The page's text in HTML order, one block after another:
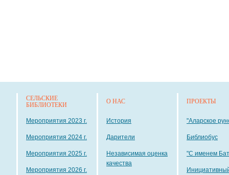
СЕЛЬСКИЕ
БИБЛИОТЕКИ
Мероприятия 2023 г.
Мероприятия 2024 г.
Мероприятия 2025 г.
Мероприятия 2026 г.
О НАС
История
Дарители
Независимая оценка
качества
ПРОЕКТЫ
"Аларское
Библиобус
"С именем